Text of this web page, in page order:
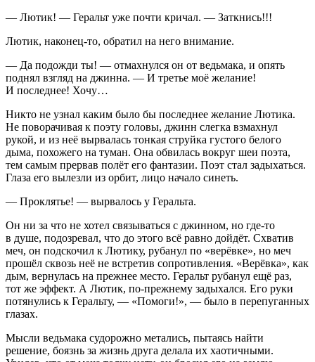
— Лютик! — Геральт уже почти кричал. — Заткнись!!!
Лютик, наконец-то, обратил на него внимание.
— Да подожди ты! — отмахнулся он от ведьмака, и опять
поднял взгляд на джинна. — И третье моё желание!
И последнее! Хочу…
Никто не узнал каким было бы последнее желание Лютика.
Не поворачивая к поэту головы, джинн слегка взмахнул
рукой, и из неё вырвалась тонкая струйка густого белого
дыма, похожего на туман. Она обвилась вокруг шеи поэта,
тем самым прервав полёт его фантазии. Поэт стал задыхаться.
Глаза его вылезли из орбит, лицо начало синеть.
— Проклятье! — вырвалось у Геральта.
Он ни за что не хотел связываться с джинном, но где-то
в душе, подозревал, что до этого всё равно дойдёт. Схватив
меч, он подскочил к Лютику, рубанул по «верёвке», но меч
прошёл сквозь неё не встретив сопротивления. «Верёвка», как
дым, вернулась на прежнее место. Геральт рубанул ещё раз,
тот же эффект. А Лютик, по-прежнему задыхался. Его руки
потянулись к Геральту, — «Помоги!», — было в перепуганных
глазах.
Мысли ведьмака судорожно метались, пытаясь найти
решение, боязнь за жизнь друга делала их хаотичными.